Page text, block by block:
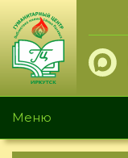
Перейти
основному
содержанию
Меню